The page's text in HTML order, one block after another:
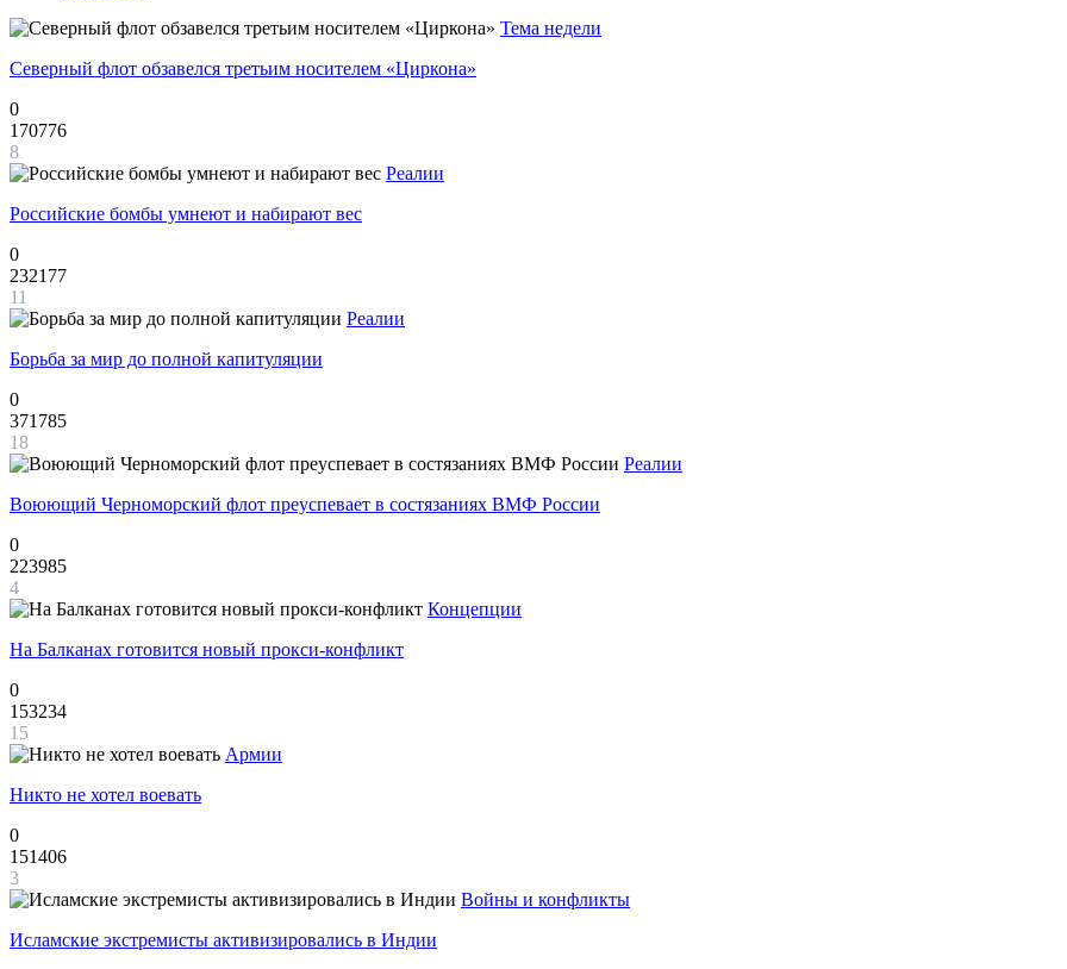
Тема недели
Северный флот обзавелся третьим носителем «Циркона»
0
170776
8
Реалии
Российские бомбы умнеют и набирают вес
0
232177
11
Реалии
Борьба за мир до полной капитуляции
0
371785
18
Реалии
Воюющий Черноморский флот преуспевает в состязаниях ВМФ России
0
223985
4
Концепции
На Балканах готовится новый прокси-конфликт
0
153234
15
Армии
Никто не хотел воевать
0
151406
3
Войны и конфликты
Исламские экстремисты активизировались в Индии